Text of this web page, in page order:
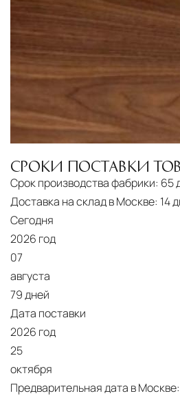
СРОКИ ПОСТАВКИ
Срок производства фабрики: 65
Доставка на склад в Москве: 14
Сегодня
2026 год
07
августа
79 дней
Дата поставки
2026 год
25
октября
Предварительная дата в Москве: